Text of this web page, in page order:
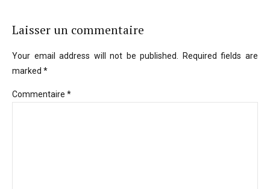
Laisser un commentaire
Your email address will not be published. Required fields are
marked *
Commentaire *